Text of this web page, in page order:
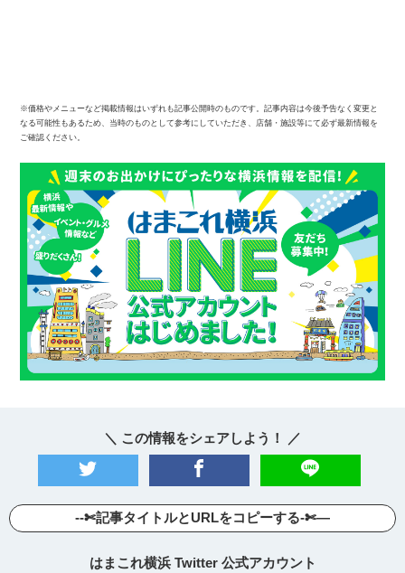
※価格やメニューなど掲載情報はいずれも記事公開時のものです。記事内容は今後予告なく変更と
なる可能性もあるため、当時のものとして参考にしていただき、店舗・施設等にて必ず最新情報を
ご確認ください。
＼ この情報をシェアしよう！ ／
--✄記事タイトルとURLをコピーする-✄—
はまこれ横浜 Twitter 公式アカウント